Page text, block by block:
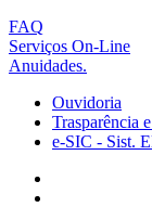
FAQ
Serviços On-Line
Anuidades.
Ouvidoria
Trasparência
e-SIC - Sist.